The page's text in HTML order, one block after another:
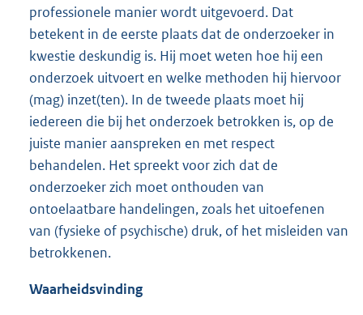
professionele manier wordt uitgevoerd. Dat
betekent in de eerste plaats dat de onderzoeker in
kwestie deskundig is. Hij moet weten hoe hij een
onderzoek uitvoert en welke methoden hij hiervoor
(mag) inzet(ten). In de tweede plaats moet hij
iedereen die bij het onderzoek betrokken is, op de
juiste manier aanspreken en met respect
behandelen. Het spreekt voor zich dat de
onderzoeker zich moet onthouden van
ontoelaatbare handelingen, zoals het uitoefenen
van (fysieke of psychische) druk, of het misleiden van
betrokkenen.
Waarheidsvinding